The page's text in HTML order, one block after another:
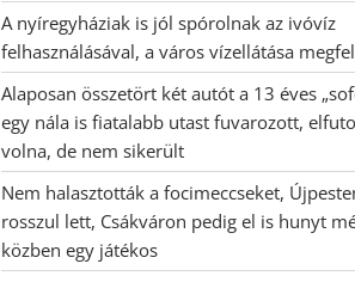
A nyíregyháziak is jól spórolnak az ivóvíz
felhasználásával, a város vízellátása
Alaposan összetört két autót a 13 éves
egy nála is fiatalabb utast fuvarozott,
volna, de nem sikerült
Nem halasztották a focimeccseket,
rosszul lett, Csákváron pedig el is hunyt
közben egy játékos